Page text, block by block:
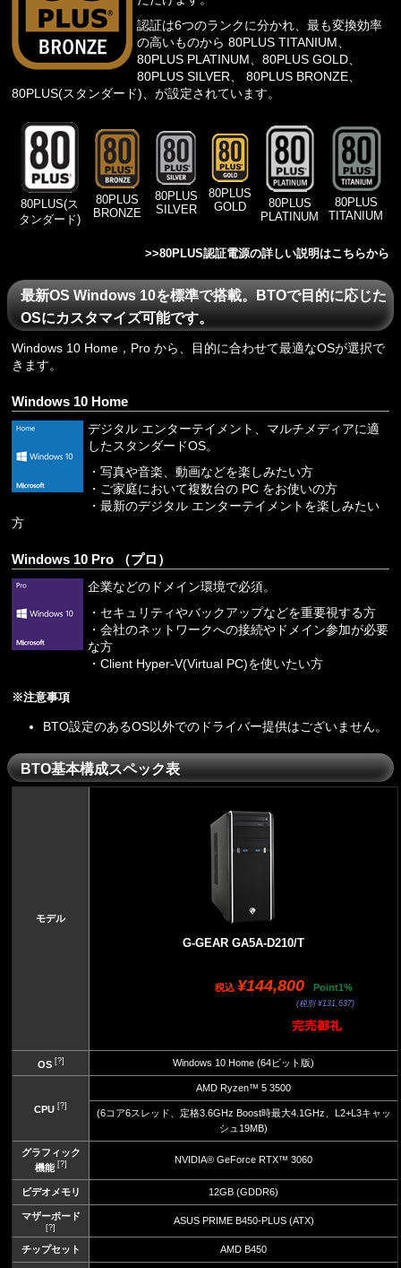
認証は6つのランクに分かれ、最も変換効率
の高いものから 80PLUS TITANIUM、
80PLUS PLATINUM、80PLUS GOLD、
80PLUS SILVER、 80PLUS BRONZE、
80PLUS(スタンダード)、が設定されています。
80PLUS(ス
タンダード)
80PLUS
BRONZE
80PLUS
SILVER
80PLUS
GOLD
80PLUS
PLATINUM
80PLUS
TITANIUM
>>80PLUS認証電源の詳しい説明はこちらから
最新OS Windows 10を標準で搭載。BTOで目的に応じた
OSにカスタマイズ可能です。
Windows 10 Home，Pro から、目的に合わせて最適なOSが選択で
きます。
Windows 10 Home
デジタル エンターテイメント、マルチメディアに適
したスタンダードOS。
・写真や音楽、動画などを楽しみたい方
・ご家庭において複数台の PC をお使いの方
・最新のデジタル エンターテイメントを楽しみたい
方
Windows 10 Pro （プロ）
企業などのドメイン環境で必須。
・セキュリティやバックアップなどを重要視する方
・会社のネットワークへの接続やドメイン参加が必要
な方
・Client Hyper-V(Virtual PC)を使いたい方
※注意事項
BTO設定のあるOS以外でのドライバー提供はございません。
BTO基本構成スペック表
モデル
G-GEAR GA5A-D210/T
税込 ¥144,800 Point1%
(税別 ¥131,637)
OS[?] Windows 10 Home (64ビット版)
CPU [?]
AMD Ryzen™ 5 3500
(6コア6スレッド、定格3.6GHz Boost時最大4.1GHz、L2+L3キャッ
シュ19MB)
グラフィック
機能[?] NVIDIA® GeForce RTX™ 3060
ビデオメモリ 12GB (GDDR6)
マザーボード
[?]
ASUS PRIME B450-PLUS (ATX)
チップセット AMD B450